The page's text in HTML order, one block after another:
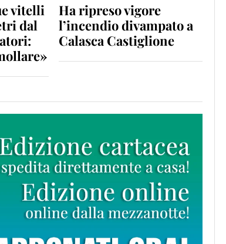
vitelli
dal
Ha ripreso vigore
l’incendio divampato a
Calasca Castiglione